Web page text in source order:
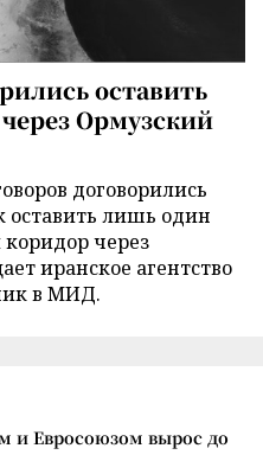
оставить
Ормузский
договорились
оставить лишь один
через
иранское агентство
в МИД.
и Евросоюзом вырос до